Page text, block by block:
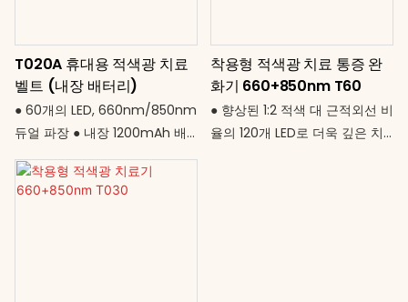
T020A 휴대용 적색광 치료
벨트 (내장 배터리)
● 60개의 LED, 660nm/850nm
듀얼 파장 ● 내장 1200mAh 배
터리 – 진정한 무선 사용의 자유
● 20분 자동 타이머로 안전하고
착용형 적색광 치료 통증 완
화기 660+850nm T60
● 향상된 1:2 적색 대 근적외선 비
율의 120개 LED로 더욱 깊은 치